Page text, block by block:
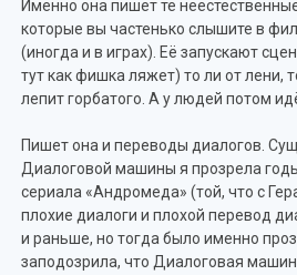
Именно она пишет те
которые вы частенько слышите в
(иногда и в играх). Её запускают
тут как фишка ляжет) то ли от лени,
лепит горбатого. А у людей потом
Пишет она и переводы диалогов.
Диалоговой машины я прозрела
сериала «Андромеда» (той, что с
плохие диалоги и плохой перевод
и раньше, но тогда было именно
заподозрила, что Диалоговая